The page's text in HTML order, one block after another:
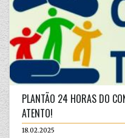
PLANTÃO 24 HORAS DO
ATENTO!
18.02.2025